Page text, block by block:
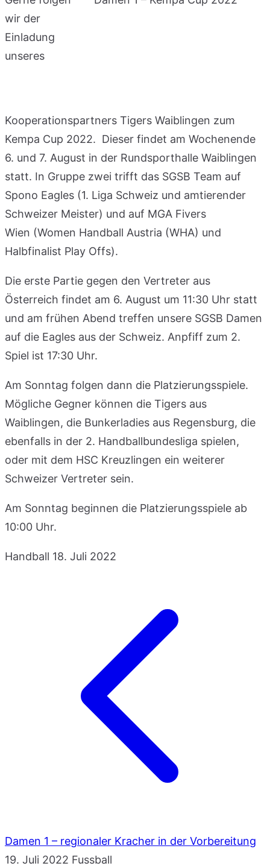
wir der
Einladung
unseres
Kooperationspartners Tigers Waiblingen zum
Kempa Cup 2022. Dieser findet am Wochenende
6. und 7. August in der Rundsporthalle Waiblingen
statt. In Gruppe zwei trifft das SGSB Team auf
Spono Eagles (1. Liga Schweiz und amtierender
Schweizer Meister) und auf MGA Fivers
Wien (Women Handball Austria (WHA) und
Halbfinalist Play Offs).
Die erste Partie gegen den Vertreter aus
Österreich findet am 6. August um 11:30 Uhr statt
und am frühen Abend treffen unsere SGSB Damen
auf die Eagles aus der Schweiz. Anpfiff zum 2.
Spiel ist 17:30 Uhr.
Am Sonntag folgen dann die Platzierungsspiele.
Mögliche Gegner können die Tigers aus
Waiblingen, die Bunkerladies aus Regensburg, die
ebenfalls in der 2. Handballbundesliga spielen,
oder mit dem HSC Kreuzlingen ein weiterer
Schweizer Vertreter sein.
Am Sonntag beginnen die Platzierungsspiele ab
10:00 Uhr.
Handball 18. Juli 2022
Damen 1 – regionaler Kracher in der Vorbereitung
19. Juli 2022 Fussball